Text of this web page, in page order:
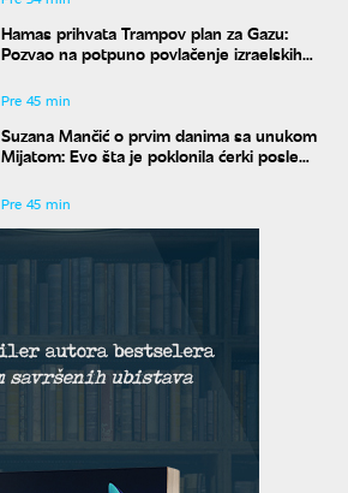
Hamas prihvata Trampov plan za Gazu:
Pozvao na potpuno povlačenje izraelskih
Pre 45 min
Suzana Mančić o prvim danima sa unukom
Mijatom: Evo šta je poklonila ćerki posle
Pre 45 min